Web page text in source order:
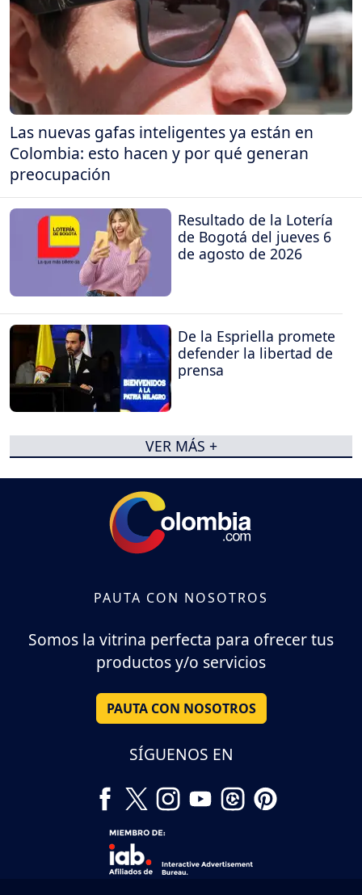
Las nuevas gafas inteligentes ya están en
Colombia: esto hacen y por qué generan
preocupación
Resultado de la Lotería
de Bogotá del jueves 6
de agosto de 2026
De la Espriella promete
defender la libertad de
prensa
VER MÁS +
PAUTA CON NOSOTROS
Somos la vitrina perfecta para ofrecer tus
productos y/o servicios
PAUTA CON NOSOTROS
SÍGUENOS EN